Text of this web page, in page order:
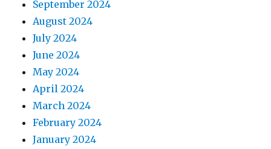
September 2024
August 2024
July 2024
June 2024
May 2024
April 2024
March 2024
February 2024
January 2024